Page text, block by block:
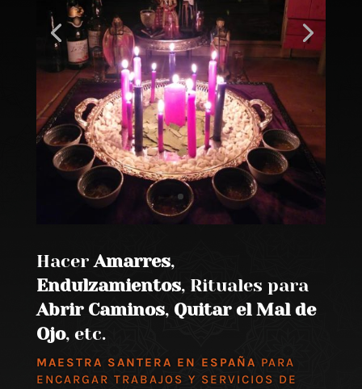
Hacer Amarres,
Endulzamientos, Rituales para
Abrir Caminos, Quitar el Mal de
Ojo, etc.
MAESTRA SANTERA EN ESPAÑA PARA
ENCARGAR TRABAJOS Y SERVICIOS DE